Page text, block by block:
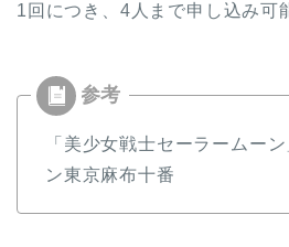
1回につき、4人まで申し込み可
「美少女戦士セーラームー
ン東京麻布十番